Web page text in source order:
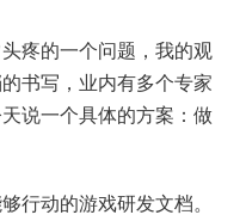
疼的一个问题，我的观
书写，业内有多个专家
说一个具体的方案：做
行动的游戏研发文档。